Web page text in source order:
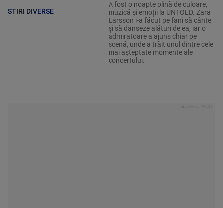
STIRI DIVERSE
A fost o noapte plină de culoare,
muzică și emoții la UNTOLD. Zara
Larsson i-a făcut pe fani să cânte
și să danseze alături de ea, iar o
admiratoare a ajuns chiar pe
scenă, unde a trăit unul dintre cele
mai așteptate momente ale
concertului.